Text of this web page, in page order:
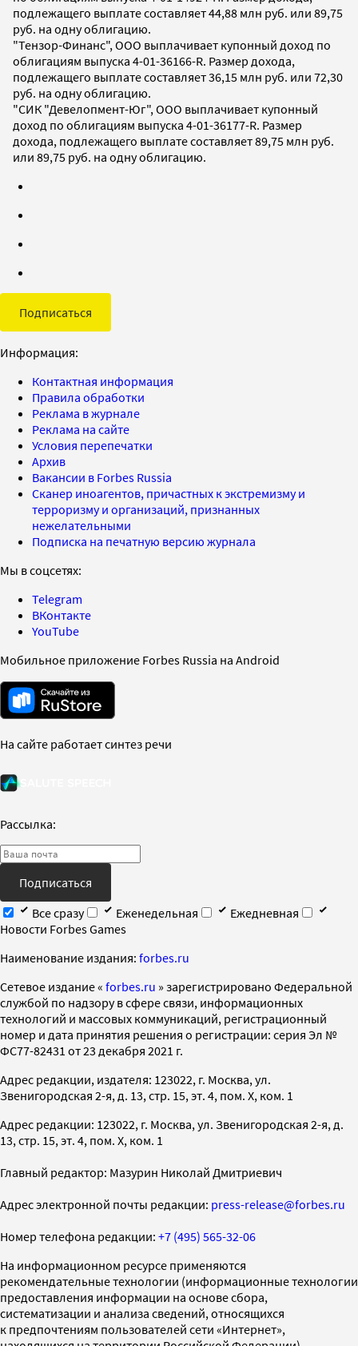
подлежащего выплате составляет 44,88 млн руб. или 89,75
руб. на одну облигацию.
"Тензор-Финанс", ООО выплачивает купонный доход по
облигациям выпуска 4-01-36166-R. Размер дохода,
подлежащего выплате составляет 36,15 млн руб. или 72,30
руб. на одну облигацию.
"СИК "Девелопмент-Юг", ООО выплачивает купонный
доход по облигациям выпуска 4-01-36177-R. Размер
дохода, подлежащего выплате составляет 89,75 млн руб.
или 89,75 руб. на одну облигацию.
Подписаться
Информация:
Контактная информация
Правила обработки
Реклама в журнале
Реклама на сайте
Условия перепечатки
Архив
Вакансии в Forbes Russia
Сканер иноагентов, причастных к экстремизму и
терроризму и организаций, признанных
нежелательными
Подписка на печатную версию журнала
Мы в соцсетях:
Telegram
ВКонтакте
YouTube
Мобильное приложение Forbes Russia на Android
На сайте работает синтез речи
Рассылка:
Подписаться
Все сразу
Еженедельная
Ежедневная
Новости Forbes Games
Наименование издания: forbes.ru
Cетевое издание « forbes.ru » зарегистрировано Федеральной
службой по надзору в сфере связи, информационных
технологий и массовых коммуникаций, регистрационный
номер и дата принятия решения о регистрации: серия Эл №
ФС77-82431 от 23 декабря 2021 г.
Адрес редакции, издателя: 123022, г. Москва, ул.
Звенигородская 2-я, д. 13, стр. 15, эт. 4, пом. X, ком. 1
Адрес редакции: 123022, г. Москва, ул. Звенигородская 2-я, д.
13, стр. 15, эт. 4, пом. X, ком. 1
Главный редактор: Мазурин Николай Дмитриевич
Адрес электронной почты редакции: press-release@forbes.ru
Номер телефона редакции: +7 (495) 565-32-06
На информационном ресурсе применяются
рекомендательные технологии (информационные технологии
предоставления информации на основе сбора,
систематизации и анализа сведений, относящихся
к предпочтениям пользователей сети «Интернет»,